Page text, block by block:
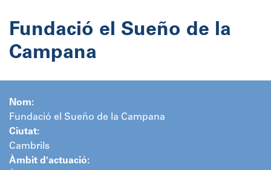
Fundació el Sueño de la
Campana
Nom:
Fundació el Sueño de la Campana
Ciutat:
Cambrils
Àmbit d'actuació: